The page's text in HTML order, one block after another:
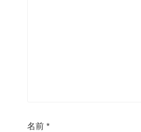
名前 *